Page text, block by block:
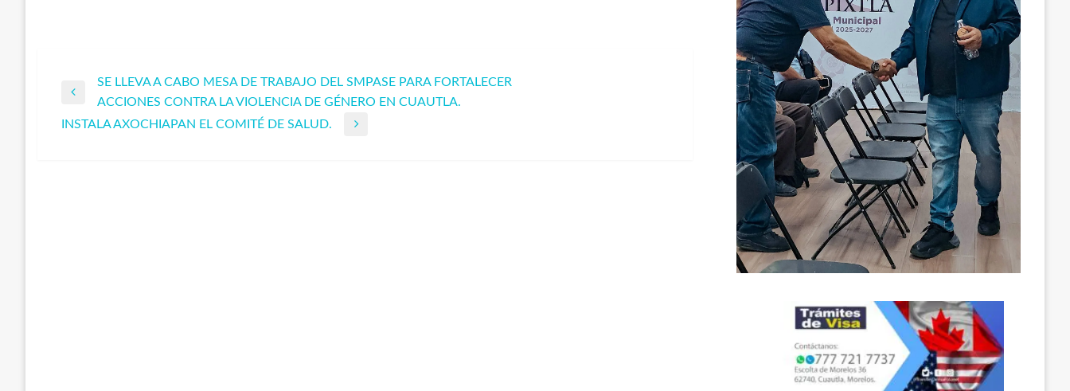
Navegación
de
Entrada
anterior
SE LLEVA A CABO MESA DE TRABAJO DEL SMPASE PARA FORTALECER
ACCIONES CONTRA LA VIOLENCIA DE GÉNERO EN CUAUTLA.
Entrada
INSTALA AXOCHIAPAN EL COMITÉ DE SALUD.